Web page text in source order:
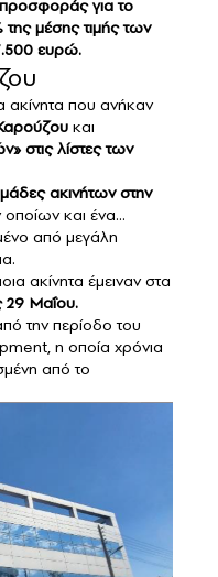
για το
μέσης τιμής των
ευρώ.
ακίνητα που ανήκαν
και
στις λίστες των
ακινήτων στην
και ένα…
από μεγάλη
ακίνητα έμειναν στα
29 Μαΐου.
την περίοδο του
η οποία χρόνια
από το